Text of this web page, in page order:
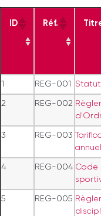
ID Réf.
1 REG-001
2 REG-002
3 REG-003
4 REG-004 Code
5 REG-005